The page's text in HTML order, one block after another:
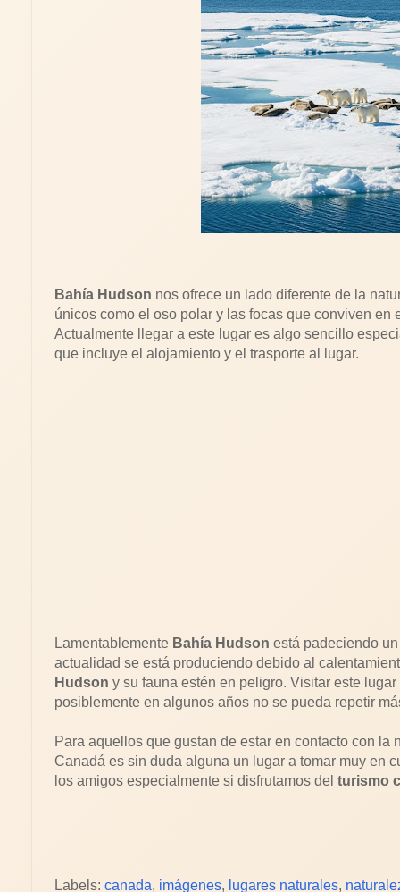
Bahía Hudson nos ofrece un lado diferente de la
únicos como el oso polar y las focas que conviven en
Actualmente llegar a este lugar es algo sencillo
que incluye el alojamiento y el trasporte al lugar.
Lamentablemente Bahía Hudson está padeciendo
actualidad se está produciendo debido al
Hudson y su fauna estén en peligro. Visitar este
posiblemente en algunos años no se pueda repetir
Para aquellos que gustan de estar en contacto con
Canadá es sin duda alguna un lugar a tomar muy en
los amigos especialmente si disfrutamos del turismo
Labels: canada, imágenes, lugares naturales,